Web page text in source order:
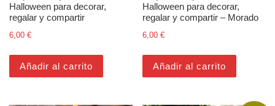
Halloween para decorar,
regalar y compartir
6,00 €
Añadir al carrito
Halloween para decorar,
regalar y compartir – Morado
6,00€
Añadir al carrito